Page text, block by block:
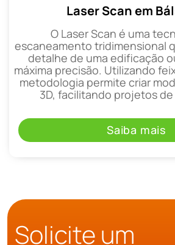
Laser Scan em
O Laser Scan é uma
escaneamento tridimensional
detalhe de uma edificação
máxima precisão. Utilizando
metodologia permite criar
3D, facilitando projetos
Saiba mais
Solicite um